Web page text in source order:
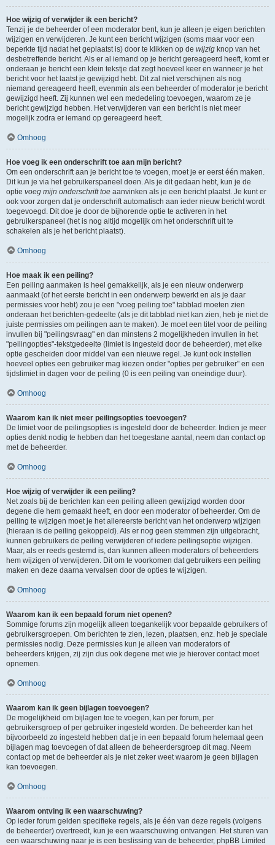
Hoe wijzig of verwijder ik een bericht?
Tenzij je de beheerder of een moderator bent, kun je alleen je eigen berichten
wijzigen en verwijderen. Je kunt een bericht wijzigen (soms maar voor een
beperkte tijd nadat het geplaatst is) door te klikken op de wijzig knop van het
desbetreffende bericht. Als er al iemand op je bericht gereageerd heeft, komt er
onderaan je bericht een klein tekstje dat zegt hoeveel keer en wanneer je het
bericht voor het laatst je gewijzigd hebt. Dit zal niet verschijnen als nog
niemand gereageerd heeft, evenmin als een beheerder of moderator je bericht
gewijzigd heeft. Zij kunnen wel een mededeling toevoegen, waarom ze je
bericht gewijzigd hebben. Het verwijderen van een bericht is niet meer
mogelijk zodra er iemand op gereageerd heeft.
Omhoog
Hoe voeg ik een onderschrift toe aan mijn bericht?
Om een onderschrift aan je bericht toe te voegen, moet je er eerst één maken.
Dit kun je via het gebruikerspaneel doen. Als je dit gedaan hebt, kun je de
optie voeg mijn onderschrift toe aanvinken als je een bericht plaatst. Je kunt er
ook voor zorgen dat je onderschrift automatisch aan ieder nieuw bericht wordt
toegevoegd. Dit doe je door de bijhorende optie te activeren in het
gebruikerspaneel (het is nog altijd mogelijk om het onderschrift uit te
schakelen als je het bericht plaatst).
Omhoog
Hoe maak ik een peiling?
Een peiling aanmaken is heel gemakkelijk, als je een nieuw onderwerp
aanmaakt (of het eerste bericht in een onderwerp bewerkt en als je daar
permissies voor hebt) zou je een "voeg peiling toe" tabblad moeten zien
onderaan het berichten-gedeelte (als je dit tabblad niet kan zien, heb je niet de
juiste permissies om peilingen aan te maken). Je moet een titel voor de peiling
invullen bij "peilingsvraag" en dan minstens 2 mogelijkheden invullen in het
"peilingopties"-tekstgedeelte (limiet is ingesteld door de beheerder), met elke
optie gescheiden door middel van een nieuwe regel. Je kunt ook instellen
hoeveel opties een gebruiker mag kiezen onder "opties per gebruiker" en een
tijdslimiet in dagen voor de peiling (0 is een peiling van oneindige duur).
Omhoog
Waarom kan ik niet meer peilingsopties toevoegen?
De limiet voor de peilingsopties is ingesteld door de beheerder. Indien je meer
opties denkt nodig te hebben dan het toegestane aantal, neem dan contact op
met de beheerder.
Omhoog
Hoe wijzig of verwijder ik een peiling?
Net zoals bij de berichten kan een peiling alleen gewijzigd worden door
degene die hem gemaakt heeft, en door een moderator of beheerder. Om de
peiling te wijzigen moet je het allereerste bericht van het onderwerp wijzigen
(hieraan is de peiling gekoppeld). Als er nog geen stemmen zijn uitgebracht,
kunnen gebruikers de peiling verwijderen of iedere peilingsoptie wijzigen.
Maar, als er reeds gestemd is, dan kunnen alleen moderators of beheerders
hem wijzigen of verwijderen. Dit om te voorkomen dat gebruikers een peiling
maken en deze daarna vervalsen door de opties te wijzigen.
Omhoog
Waarom kan ik een bepaald forum niet openen?
Sommige forums zijn mogelijk alleen toegankelijk voor bepaalde gebruikers of
gebruikersgroepen. Om berichten te zien, lezen, plaatsen, enz. heb je speciale
permissies nodig. Deze permissies kun je alleen van moderators of
beheerders krijgen, zij zijn dus ook degene met wie je hierover contact moet
opnemen.
Omhoog
Waarom kan ik geen bijlagen toevoegen?
De mogelijkheid om bijlagen toe te voegen, kan per forum, per
gebruikersgroep of per gebruiker ingesteld worden. De beheerder kan het
bijvoorbeeld zo ingesteld hebben dat je in een bepaald forum helemaal geen
bijlagen mag toevoegen of dat alleen de beheerdersgroep dit mag. Neem
contact op met de beheerder als je niet zeker weet waarom je geen bijlagen
kan toevoegen.
Omhoog
Waarom ontving ik een waarschuwing?
Op ieder forum gelden specifieke regels, als je één van deze regels (volgens
de beheerder) overtreedt, kun je een waarschuwing ontvangen. Het sturen van
een waarschuwing naar je is een beslissing van de beheerder, phpBB Limited